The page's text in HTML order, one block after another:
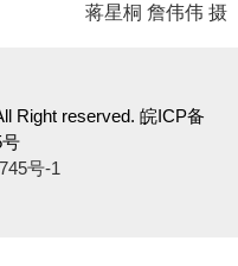
蒋星桐 詹伟伟 摄
Right reserved. 皖ICP备
号-1